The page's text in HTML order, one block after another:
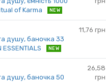
of Karma
NEW
душу, баночка 33
NEW
11,76 грн
душу, баночка 50
26,58
грн